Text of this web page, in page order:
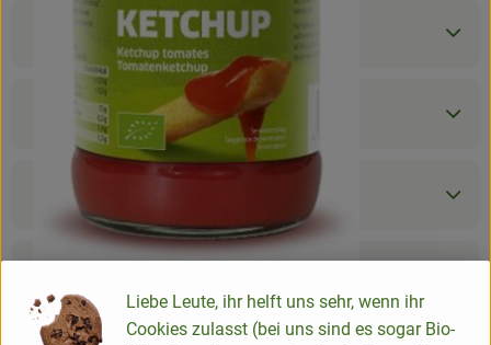
Produktinformationen
Zutaten
Nährwert-Info
Liebe Leute, ihr helft uns sehr, wenn ihr
Cookies zulasst (bei uns sind es sogar Bio-